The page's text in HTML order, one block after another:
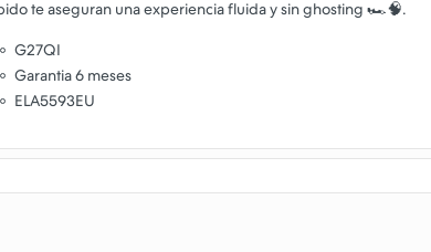
G27QI
Garantia 6 meses
ELA5593EU